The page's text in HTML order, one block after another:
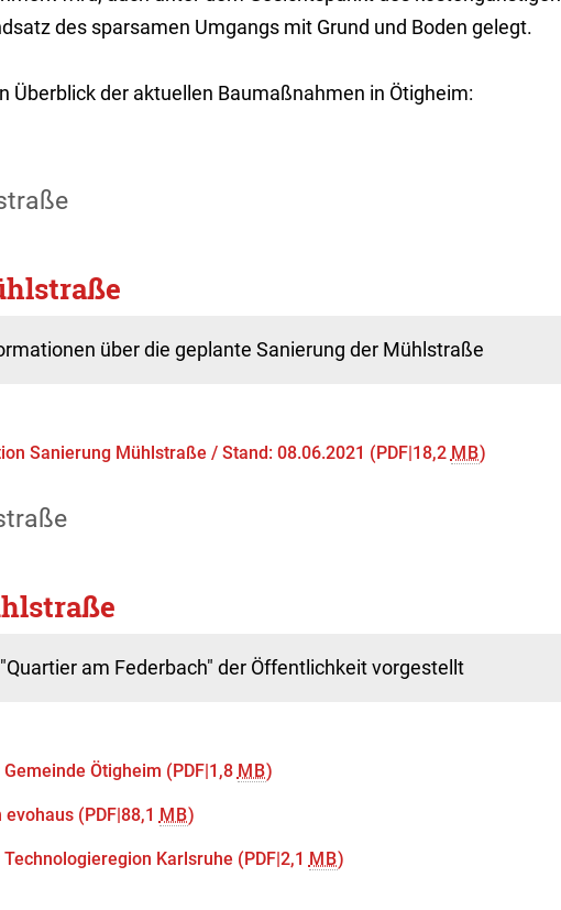
des sparsamen Umgangs mit Grund und Boden gelegt.
Überblick der aktuellen Baumaßnahmen in Ötigheim:
über die geplante Sanierung der Mühlstraße
Sanierung Mühlstraße / Stand: 08.06.2021 (PDF|18,2 MB)
am Federbach" der Öffentlichkeit vorgestellt
Ötigheim (PDF|1,8 MB)
evohaus(PDF|88,1 MB)
Karlsruhe (PDF|2,1 MB)